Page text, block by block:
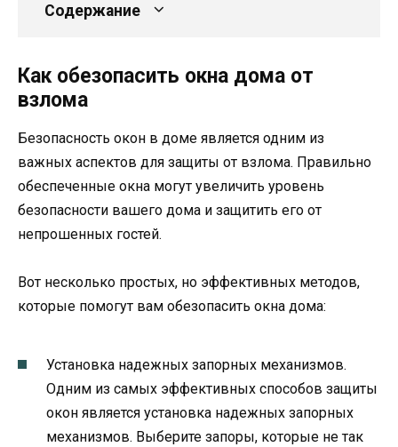
Содержание
Как обезопасить окна дома от
взлома
Безопасность окон в доме является одним из
важных аспектов для защиты от взлома. Правильно
обеспеченные окна могут увеличить уровень
безопасности вашего дома и защитить его от
непрошенных гостей.
Вот несколько простых, но эффективных методов,
которые помогут вам обезопасить окна дома:
Установка надежных запорных механизмов.
Одним из самых эффективных способов защиты
окон является установка надежных запорных
механизмов. Выберите запоры, которые не так